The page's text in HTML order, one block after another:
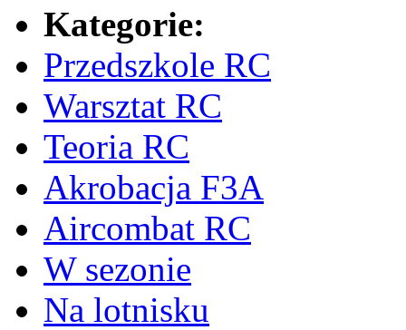
Kategorie:
Przedszkole RC
Warsztat RC
Teoria RC
Akrobacja F3A
Aircombat RC
W sezonie
Na lotnisku